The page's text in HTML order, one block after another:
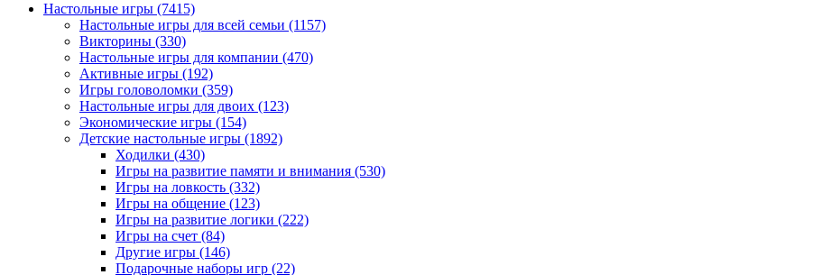
Настольные игры (7415)
Настольные игры для всей семьи (1157)
Викторины (330)
Настольные игры для компании (470)
Активные игры (192)
Игры головоломки (359)
Настольные игры для двоих (123)
Экономические игры (154)
Детские настольные игры (1892)
Ходилки (430)
Игры на развитие памяти и внимания (530)
Игры на ловкость (332)
Игры на общение (123)
Игры на развитие логики (222)
Игры на счет (84)
Другие игры (146)
Подарочные наборы игр (22)